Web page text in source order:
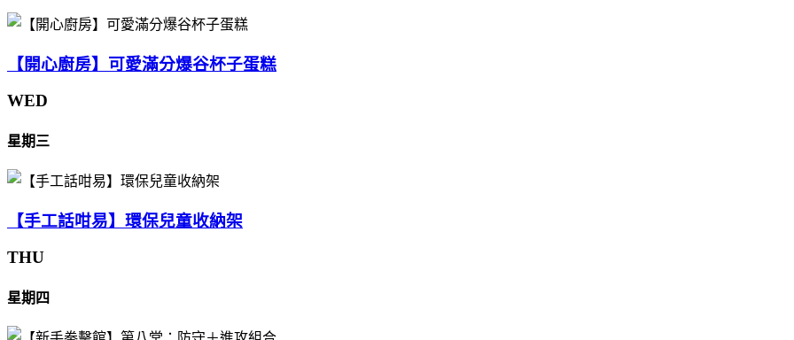
【開心廚房】可愛滿分爆谷杯子蛋糕
WED
星期三
【手工話咁易】環保兒童收納架
THU
星期四